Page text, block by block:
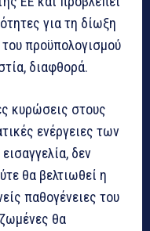
για τη δίωξη
προϋπολογισμού
διαφθορά.
κυρώσεις στους
ενέργειες των
δεν
θα βελτιωθεί η
παθογένειες του
θα